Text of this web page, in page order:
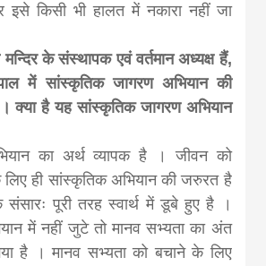
किसी भी हालत में नकारा नहीं जा
के संस्थापक एवं वर्तमान अध्यक्ष हैं,
में सांस्कृतिक जागरण अभियान की
क्या है यह सांस्कृतिक जागरण अभियान
का अर्थ व्यापक है । जीवन को
ही सांस्कृतिक अभियान की जरुरत है
पूरी तरह स्वार्थ में डूबे हुए है ।
में नहीं जुटे तो मानव सभ्यता का अंत
है । मानव सभ्यता को बचाने के लिए